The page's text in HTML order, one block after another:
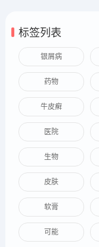
标签列表
银屑病
药物
牛皮癣
医院
生物
皮肤
软膏
可能